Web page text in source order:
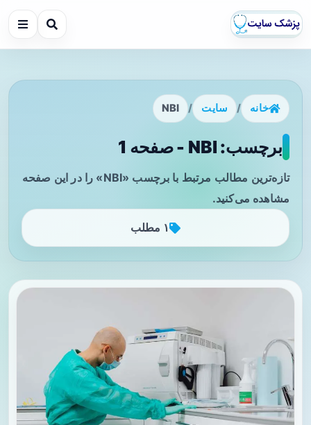
خانه / سایت /
NBI
برچسب: NBI - صفحه 1
تازه‌ترین مطالب مرتبط با برچسب «NBI» را در این صفحه
مشاهده می‌کنید.
۱ مطلب